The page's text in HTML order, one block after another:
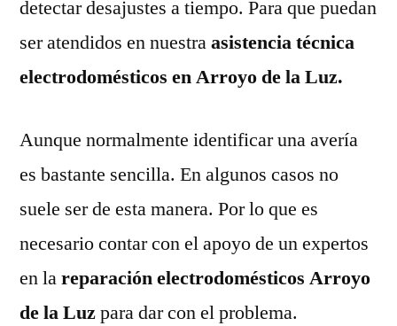
detectar desajustes a tiempo. Para que puedan
ser atendidos en nuestraasistencia técnica
electrodomésticos en Arroyo de la Luz.
Aunque normalmente identificar una avería
es bastante sencilla. En algunos casos no
suele ser de esta manera. Por lo que es
necesario contar con el apoyo de un expertos
en lareparación electrodomésticos Arroyo
de la Luzpara dar con el problema.